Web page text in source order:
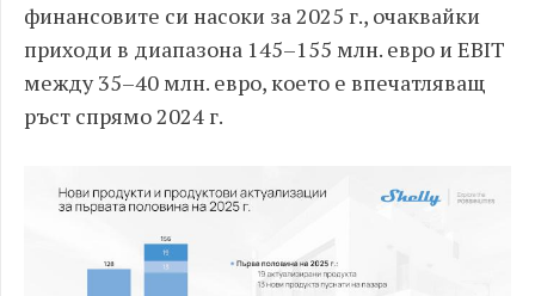
финансовите си насоки за 2025 г., очаквайки
приходи в диапазона 145–155 млн. евро и EBIT
между 35–40 млн. евро, което е впечатляващ
ръст спрямо 2024 г.